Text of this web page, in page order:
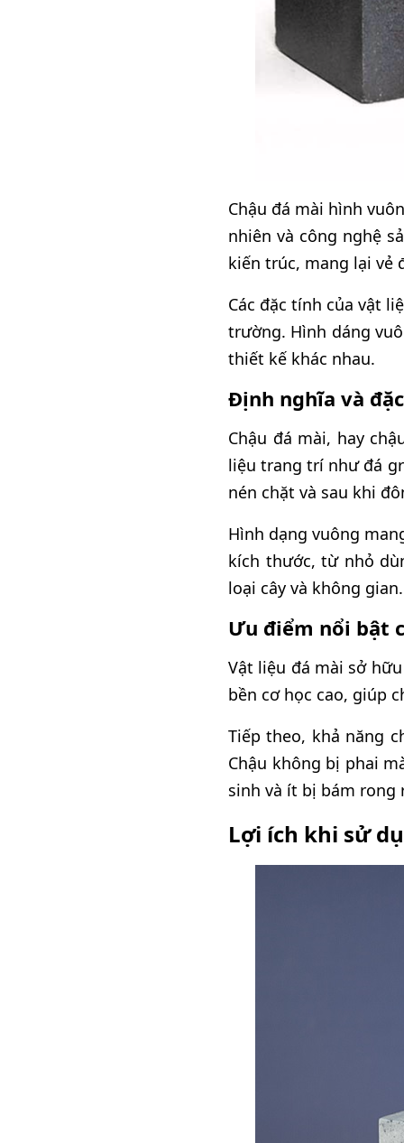
Chậu đá mài hình
nhiên và công nghệ
kiến trúc, mang lại vẻ
Các đặc tính của vật
trường. Hình dáng
thiết kế khác nhau.
Định nghĩa và
Chậu đá mài, hay
liệu trang trí như đá
nén chặt và sau khi
Hình dạng vuông
kích thước, từ nhỏ
loại cây và không gian.
Ưu điểm nổi bật
Vật liệu đá mài sở
bền cơ học cao, giúp
Tiếp theo, khả năng
Chậu không bị phai
sinh và ít bị bám rong
Lợi ích khi sử